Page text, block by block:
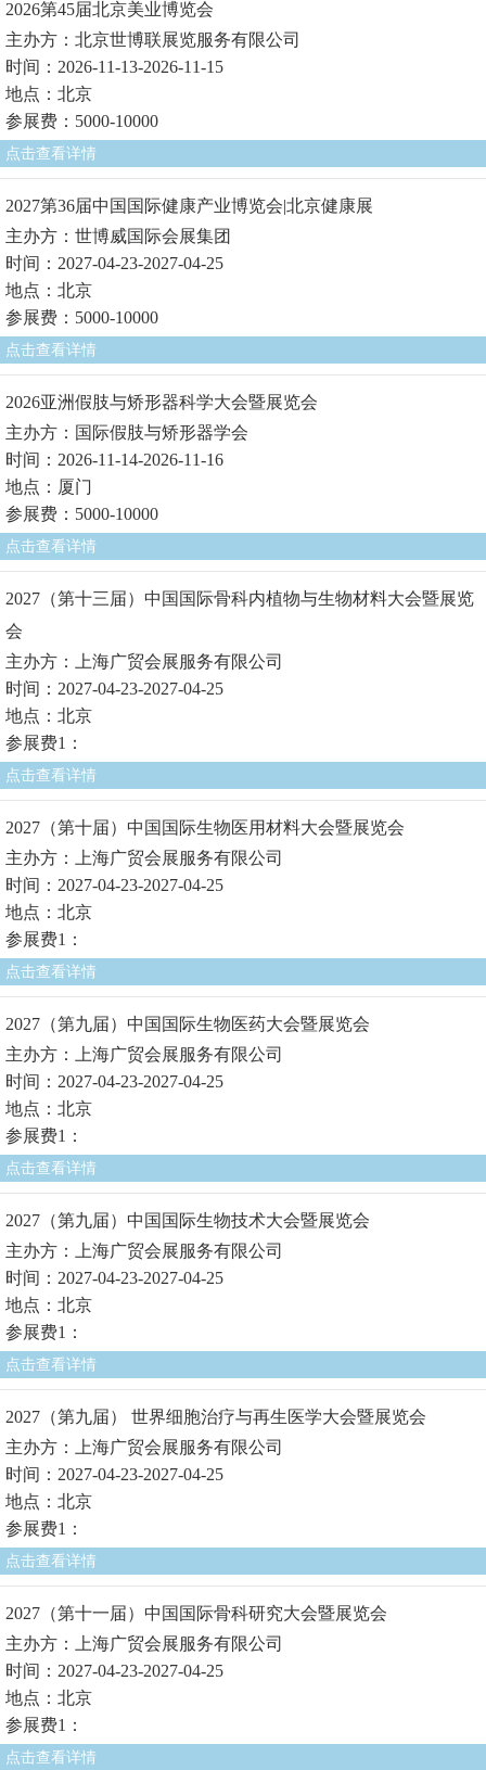
2026第45届北京美业博览会
主办方：北京世博联展览服务有限公司
时间：2026-11-13-2026-11-15
地点：北京
参展费：5000-10000
点击查看详情
2027第36届中国国际健康产业博览会|北京健康展
主办方：世博威国际会展集团
时间：2027-04-23-2027-04-25
地点：北京
参展费：5000-10000
点击查看详情
2026亚洲假肢与矫形器科学大会暨展览会
主办方：国际假肢与矫形器学会
时间：2026-11-14-2026-11-16
地点：厦门
参展费：5000-10000
点击查看详情
2027（第十三届）中国国际骨科内植物与生物材料大会暨展览
会
主办方：上海广贸会展服务有限公司
时间：2027-04-23-2027-04-25
地点：北京
参展费1：
点击查看详情
2027（第十届）中国国际生物医用材料大会暨展览会
主办方：上海广贸会展服务有限公司
时间：2027-04-23-2027-04-25
地点：北京
参展费1：
点击查看详情
2027（第九届）中国国际生物医药大会暨展览会
主办方：上海广贸会展服务有限公司
时间：2027-04-23-2027-04-25
地点：北京
参展费1：
点击查看详情
2027（第九届）中国国际生物技术大会暨展览会
主办方：上海广贸会展服务有限公司
时间：2027-04-23-2027-04-25
地点：北京
参展费1：
点击查看详情
2027（第九届） 世界细胞治疗与再生医学大会暨展览会
主办方：上海广贸会展服务有限公司
时间：2027-04-23-2027-04-25
地点：北京
参展费1：
点击查看详情
2027（第十一届）中国国际骨科研究大会暨展览会
主办方：上海广贸会展服务有限公司
时间：2027-04-23-2027-04-25
地点：北京
参展费1：
点击查看详情